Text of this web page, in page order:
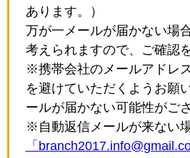
あります。）
万が一メールが届かない場
考えられますので、ご確認
※携帯会社のメールアドレ
を避けていただくようお願
ールが届かない可能性がご
※自動返信メールが来ない
「